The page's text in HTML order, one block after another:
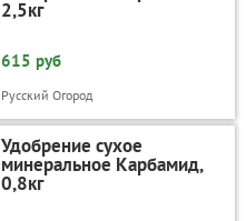
2,5кг
615 руб
Русский Огород
Удобрение сухое
минеральное Карбамид,
0,8кг